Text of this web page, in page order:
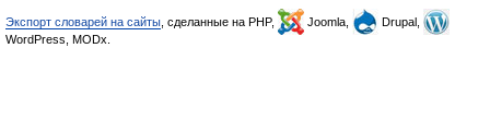
Экспорт словарей на сайты , сделанные на PHP, Joomla,
Drupal,
WordPress, MODx.